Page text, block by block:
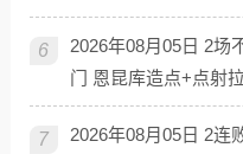
6
2026年08月05日 2场
门 恩昆库造点+点射
7
2026年08月05日 2连